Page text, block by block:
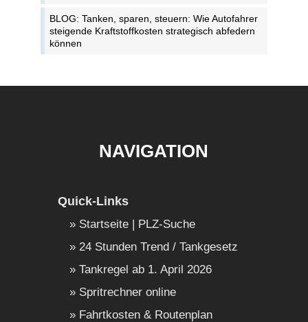
BLOG: Tanken, sparen, steuern: Wie Autofahrer
steigende Kraftstoffkosten strategisch abfedern
können
NAVIGATION
Quick-Links
Startseite | PLZ-Suche
24 Stunden Trend / Tankgesetz
Tankregel ab 1. April 2026
Spritrechner online
Fahrtkosten & Routenplan